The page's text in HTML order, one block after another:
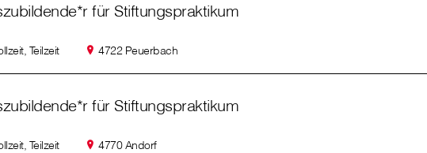
für Stiftungspraktikum
Teilzeit 4722 Peuerbach
für Stiftungspraktikum
Teilzeit 4770 Andorf